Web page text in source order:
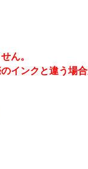
ん。
インクと違う場